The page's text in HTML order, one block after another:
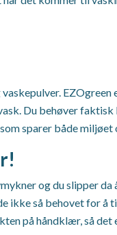
EZOgreen
Du behøver
sparer både
og du slipper
ikke så behovet for å
på håndklær, så